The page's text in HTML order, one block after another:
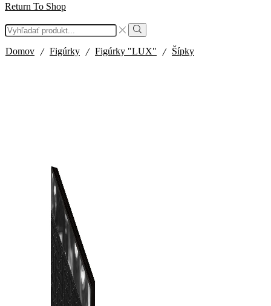
Return To Shop
Search
input
Search
Domov / Figúrky / Figúrky "LUX" / Šípky